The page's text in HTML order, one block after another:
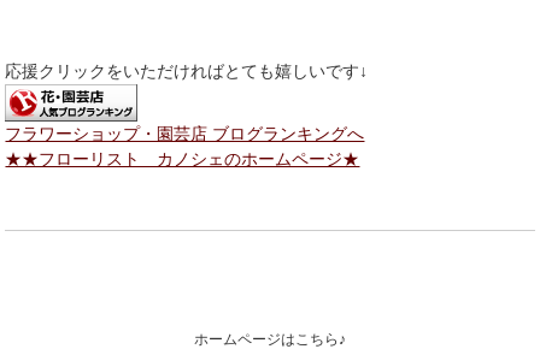
応援クリックをいただければとても嬉しいです↓
フラワーショップ・園芸店 ブログランキングへ
★★フローリスト カノシェのホームページ★
ホームページはこちら♪